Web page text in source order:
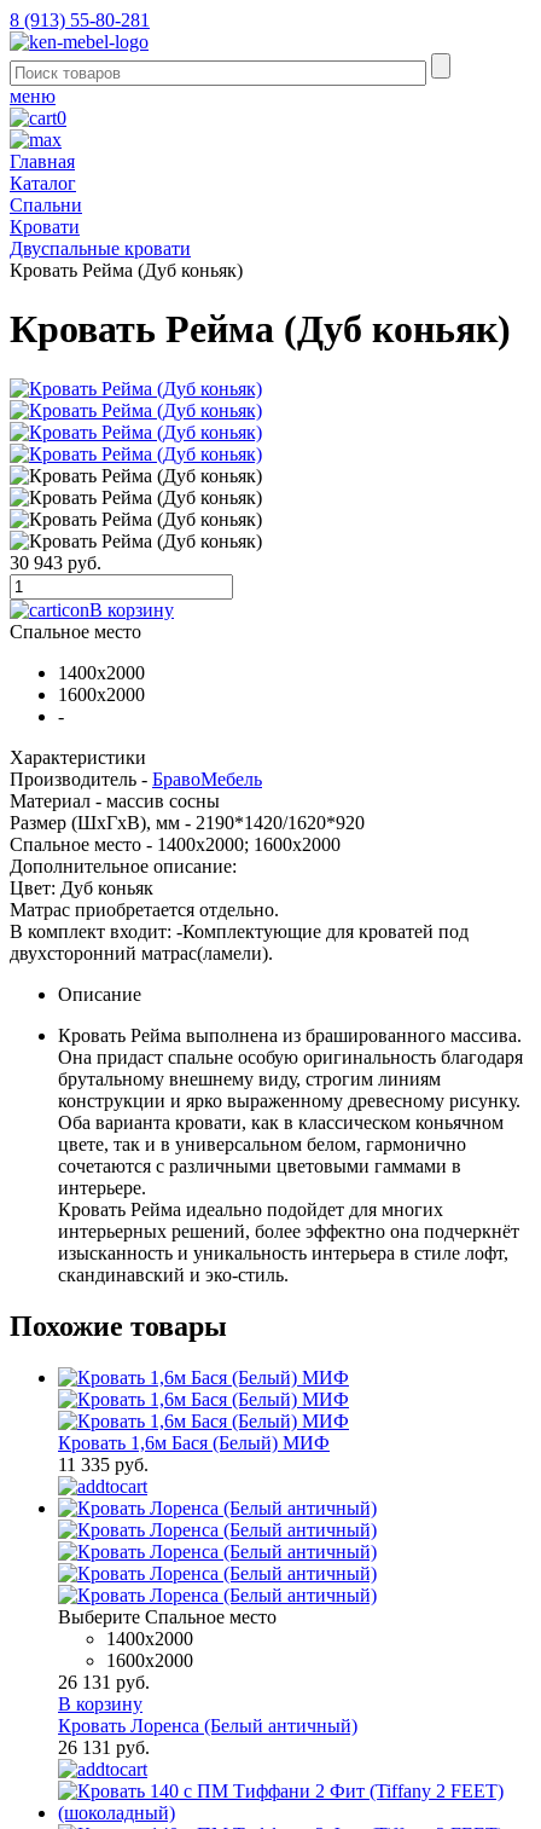
8 (913) 55-80-281
меню
0
Главная
Каталог
Спальни
Кровати
Двуспальные кровати
Кровать Рейма (Дуб коньяк)
Кровать Рейма (Дуб коньяк)
30 943 руб.
В корзину
Спальное место
1400x2000
1600х2000
-
Характеристики
Производитель - БравоМебель
Материал - массив сосны
Размер (ШхГхВ), мм - 2190*1420/1620*920
Спальное место - 1400x2000; 1600x2000
Дополнительное описание:
Цвет: Дуб коньяк
Матрас приобретается отдельно.
В комплект входит: -Комплектующие для кроватей под
двухсторонний матрас(ламели).
Описание
Кровать Рейма выполнена из брашированного массива.
Она придаст спальне особую оригинальность благодаря
брутальному внешнему виду, строгим линиям
конструкции и ярко выраженному древесному рисунку.
Оба варианта кровати, как в классическом коньячном
цвете, так и в универсальном белом, гармонично
сочетаются с различными цветовыми гаммами в
интерьере.
Кровать Рейма идеально подойдет для многих
интерьерных решений, более эффектно она подчеркнёт
изысканность и уникальность интерьера в стиле лофт,
скандинавский и эко-стиль.
Похожие товары
Кровать 1,6м Бася (Белый) МИФ
11 335 руб.
Выберите Спальное место
1400x2000
1600х2000
26 131 руб.
В корзину
Кровать Лоренса (Белый античный)
26 131 руб.